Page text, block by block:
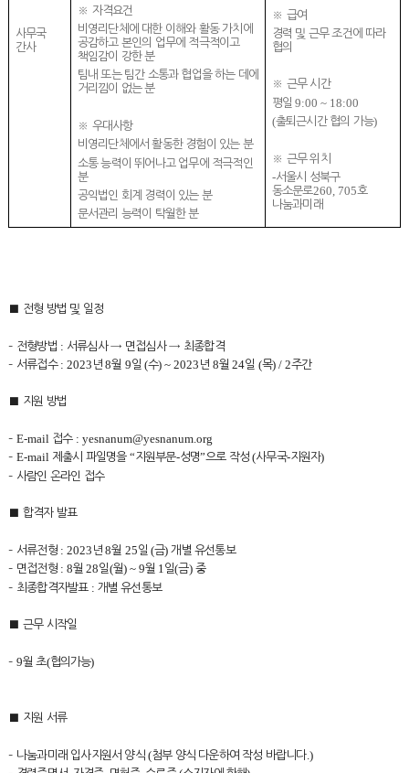
사무국
간사
※ 자격요건
비영리단체에 대한 이해와 활동 가치에
공감하고 본인의 업무에 적극적이고
책임감이 강한 분
팀내 또는 팀간 소통과 협업을 하는 데에
거리낌이 없는 분
※ 우대사항
비영리단체에서 활동한 경험이 있는 분
소통 능력이 뛰어나고 업무에 적극적인
분
공익법인 회계 경력이 있는 분
문서관리 능력이 탁월한 분
※ 급여
경력 및 근무 조건에 따라
협의
※ 근무 시간
평일9:00 ~ 18:00
(출퇴근시간 협의 가능)
※ 근무 위치
-서울시 성북구
동소문로260, 705호
나눔과미래
■ 전형 방법 및 일정
– 전형방법 : 서류심사→ 면접심사→ 최종합격
– 서류접수 : 2023 년8월 9일(수) ~ 2023 년 8월24일 (목) / 2주간
■ 지원 방법
– E-mail 접수 : yesnanum@yesnanum.org
– E-mail 제출시 파일명을 “지원부문-성명”으로 작성(사무국-지원자)
– 사람인 온라인 접수
■ 합격자 발표
– 서류전형 : 2023 년8월 25일(금)개별 유선통보
– 면접전형 : 8월28일(월) ~ 9월 1일(금) 중
– 최종합격자발표 : 개별 유선통보
■ 근무 시작일
– 9월 초(협의가능)
■ 지원 서류
– 나눔과미래 입사지원서 양식 (첨부 양식 다운하여 작성 바랍니다.)